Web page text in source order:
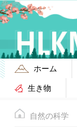
ホーム
生き物
自然の科学